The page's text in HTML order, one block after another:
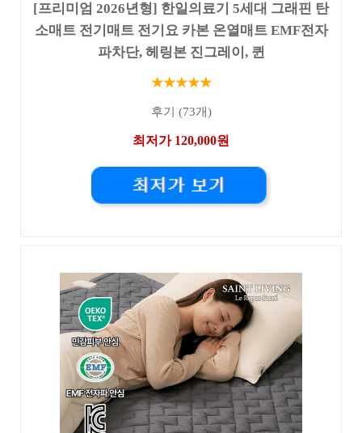
[프리미엄 2026년형] 한일의료기 5세대 그래핀 탄
소매트 전기매트 전기요 카본 온열매트 EMF전자
파차단, 헤링본 진그레이, 퀸
★★★★★
후기 (73개)
최저가 120,000원